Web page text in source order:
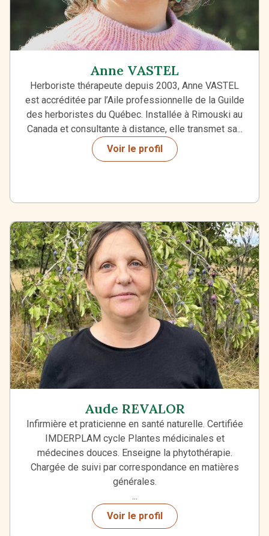
Anne VASTEL
Herboriste thérapeute depuis 2003, Anne VASTEL
est accréditée par l’Aile professionnelle de la Guilde
des herboristes du Québec. Installée à Rimouski au
Canada et consultante à distance, elle transmet sa...
Voir le profil
Aude REVALOR
Infirmière et praticienne en santé naturelle. Certifiée
IMDERPLAM cycle Plantes médicinales et
médecines douces. Enseigne la phytothérapie.
Chargée de suivi par correspondance en matières
générales.
...
Voir le profil